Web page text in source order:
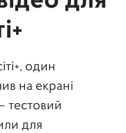
один
на екрані
тестовий
для